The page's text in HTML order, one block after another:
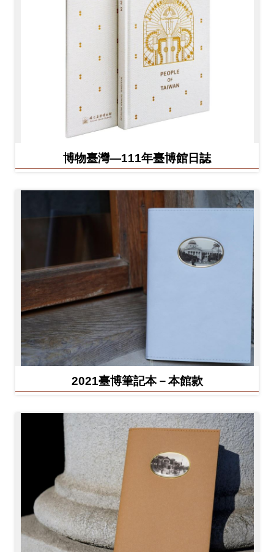
博物臺灣—111年臺博館日誌
2021臺博筆記本－本館款